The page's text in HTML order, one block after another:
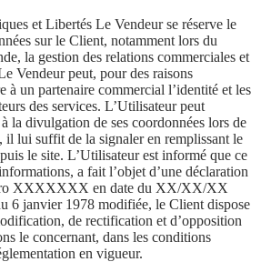
et Libertés Le Vendeur se réserve le
sur le Client, notamment lors du
la gestion des relations commerciales et
Vendeur peut, pour des raisons
à un partenaire commercial l’identité et les
des services. L’Utilisateur peut
la divulgation de ses coordonnées lors de
il lui suffit de la signaler en remplissant le
le site. L’Utilisateur est informé que ce
a fait l’objet d’une déclaration
XXXXXXX en date du XX/XX/XX
6 janvier 1978 modifiée, le Client dispose
de rectification et d’opposition
le concernant, dans les conditions
en vigueur.